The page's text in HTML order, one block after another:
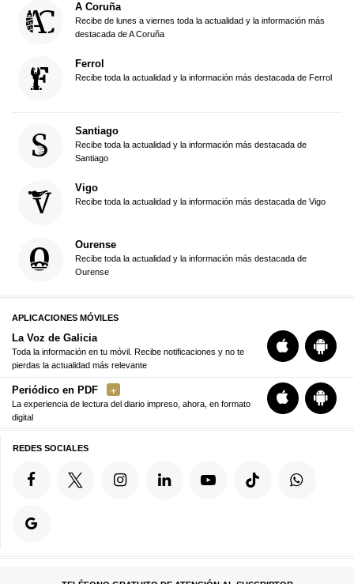
A Coruña
Recibe de lunes a viernes toda la actualidad y la información más
destacada de A Coruña
Ferrol
Recibe toda la actualidad y la información más destacada de Ferrol
Santiago
Recibe toda la actualidad y la información más destacada de
Santiago
Vigo
Recibe toda la actualidad y la información más destacada de Vigo
Ourense
Recibe toda la actualidad y la información más destacada de
Ourense
APLICACIONES MÓVILES
La Voz de Galicia
Toda la información en tu móvil. Recibe notificaciones y no te
pierdas la actualidad más relevante
Periódico en PDF
La experiencia de lectura del diario impreso, ahora, en formato
digital
REDES SOCIALES